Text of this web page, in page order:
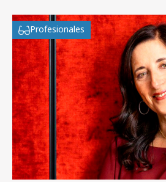
Profesionales